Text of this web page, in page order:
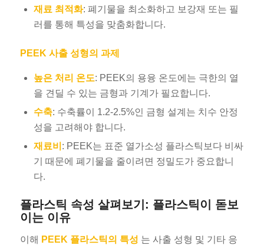
재료 최적화: 폐기물을 최소화하고 보강재 또는 필
러를 통해 특성을 맞춤화합니다.
PEEK 사출 성형의 과제
높은 처리 온도: PEEK의 용융 온도에는 극한의 열
을 견딜 수 있는 금형과 기계가 필요합니다.
수축: 수축률이 1.2-2.5%인 금형 설계는 치수 안정
성을 고려해야 합니다.
재료비 : PEEK는 표준 열가소성 플라스틱보다 비싸
기 때문에 폐기물을 줄이려면 정밀도가 중요합니
다.
플라스틱 속성 살펴보기: 플라스틱이 돋보
이는 이유
이해 PEEK 플라스틱의 특성 는 사출 성형 및 기타 응